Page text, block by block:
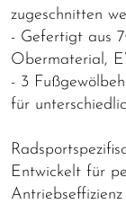
zugeschnitten
- Gefertigt aus
Obermaterial,
- 3
für
Entwickelt für